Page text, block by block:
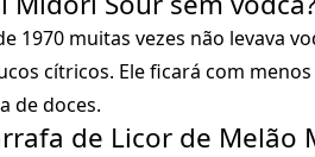
1970 muitas vezes não levava
cítricos. Ele ficará com
de doces.
de Licor de Melão